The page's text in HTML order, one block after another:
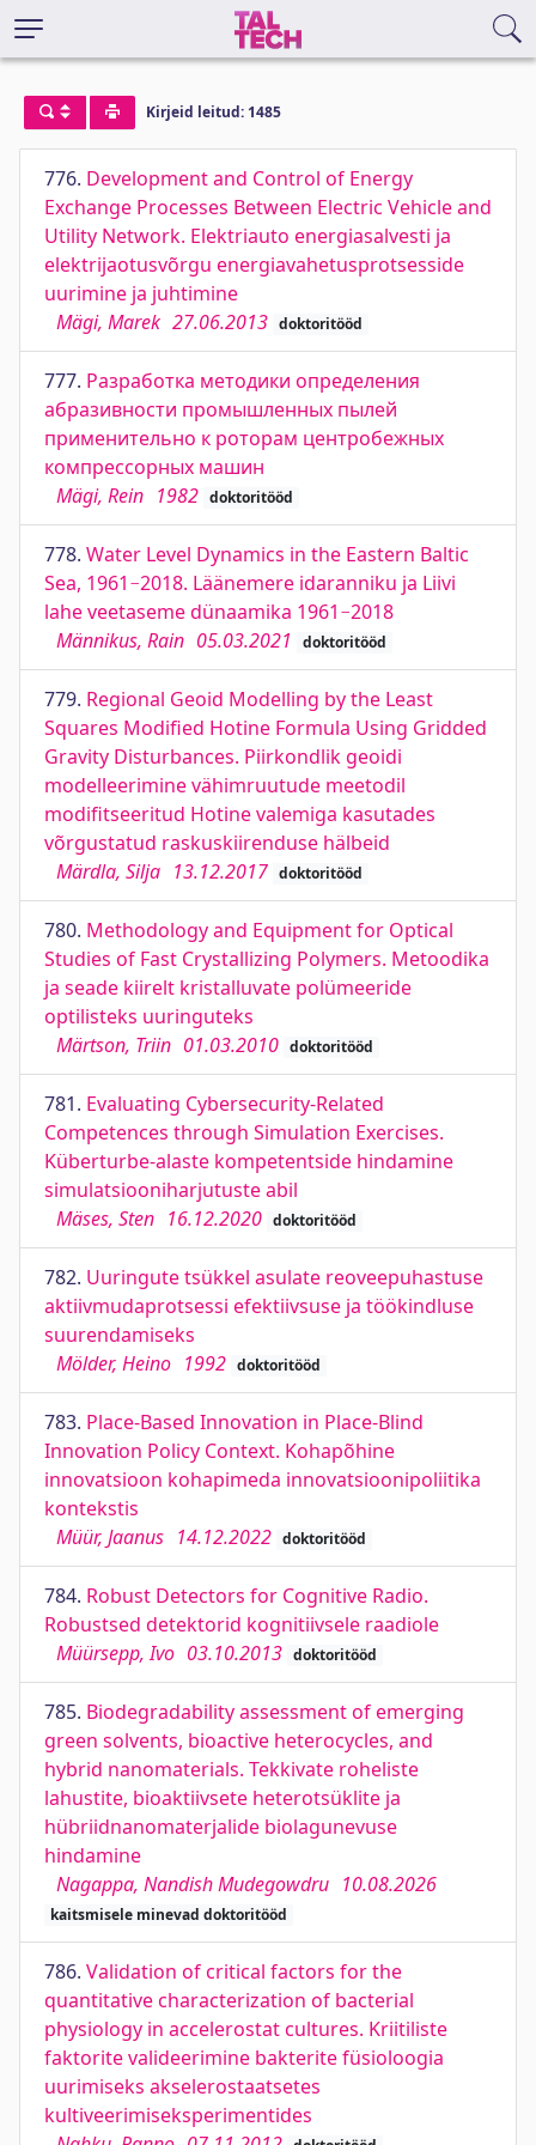
Kirjeid leitud: 1485
776. Development and Control of Energy
Exchange Processes Between Electric Vehicle and
Utility Network. Elektriauto energiasalvesti ja
elektrijaotusvõrgu energiavahetusprotsesside
uurimine ja juhtimine
Mägi, Marek 27.06.2013 doktoritööd
777. Разработка методики определения
абразивности промышленных пылей
применительно к роторам центробежных
компрессорных машин
Mägi, Rein 1982 doktoritööd
778. Water Level Dynamics in the Eastern Baltic
Sea, 1961−2018. Läänemere idaranniku ja Liivi
lahe veetaseme dünaamika 1961−2018
Männikus, Rain 05.03.2021 doktoritööd
779. Regional Geoid Modelling by the Least
Squares Modified Hotine Formula Using Gridded
Gravity Disturbances. Piirkondlik geoidi
modelleerimine vähimruutude meetodil
modifitseeritud Hotine valemiga kasutades
võrgustatud raskuskiirenduse hälbeid
Märdla, Silja 13.12.2017 doktoritööd
780. Methodology and Equipment for Optical
Studies of Fast Crystallizing Polymers. Metoodika
ja seade kiirelt kristalluvate polümeeride
optilisteks uuringuteks
Märtson, Triin 01.03.2010 doktoritööd
781. Evaluating Cybersecurity-Related
Competences through Simulation Exercises.
Küberturbe-alaste kompetentside hindamine
simulatsiooniharjutuste abil
Mäses, Sten 16.12.2020 doktoritööd
782. Uuringute tsükkel asulate reoveepuhastuse
aktiivmudaprotsessi efektiivsuse ja töökindluse
suurendamiseks
Mölder, Heino 1992 doktoritööd
783. Place-Based Innovation in Place-Blind
Innovation Policy Context. Kohapõhine
innovatsioon kohapimeda innovatsioonipoliitika
kontekstis
Müür, Jaanus 14.12.2022 doktoritööd
784. Robust Detectors for Cognitive Radio.
Robustsed detektorid kognitiivsele raadiole
Müürsepp, Ivo 03.10.2013 doktoritööd
785. Biodegradability assessment of emerging
green solvents, bioactive heterocycles, and
hybrid nanomaterials. Tekkivate roheliste
lahustite, bioaktiivsete heterotsüklite ja
hübriidnanomaterjalide biolagunevuse
hindamine
Nagappa, Nandish Mudegowdru 10.08.2026
kaitsmisele minevad doktoritööd
786. Validation of critical factors for the
quantitative characterization of bacterial
physiology in accelerostat cultures. Kriitiliste
faktorite valideerimine bakterite füsioloogia
uurimiseks akselerostaatsetes
kultiveerimiseksperimentides